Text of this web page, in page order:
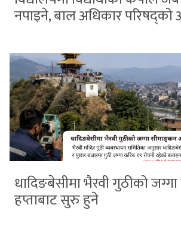
नपाइने, बाल अधिकार परिषद्को
धादिङबेसीमा भैरवी गुठीको जग्गा
हप्ताबाट सुरु हुने